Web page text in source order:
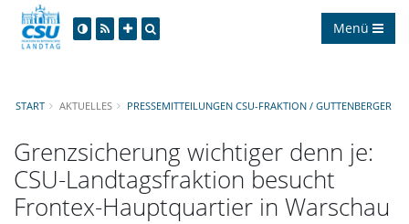
Menü
START AKTUELLES PRESSEMITTEILUNGEN CSU-FRAKTION / GUTTENBERGER
Grenzsicherung wichtiger denn je:
CSU-Landtagsfraktion besucht
Frontex-Hauptquartier in Warschau